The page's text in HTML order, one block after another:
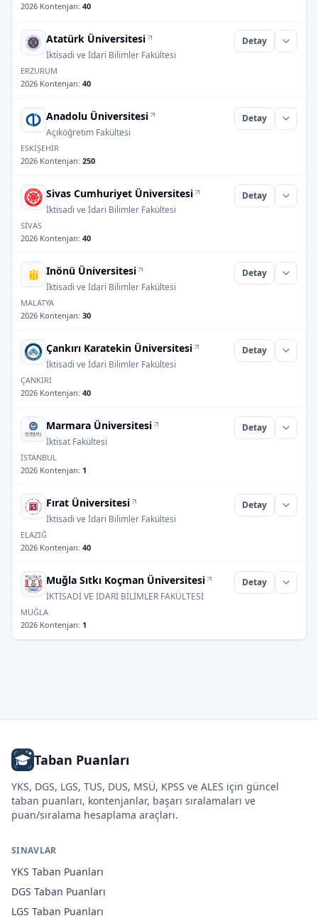
2026 Kontenjan: 40
Atatürk Üniversitesi
İktisadi ve İdari Bilimler Fakültesi
Detay
ERZURUM
2026 Kontenjan: 40
Anadolu Üniversitesi
Açıköğretim Fakültesi
Detay
ESKİŞEHİR
2026 Kontenjan: 250
Sivas Cumhuriyet Üniversitesi
İktisadi ve İdari Bilimler Fakültesi
Detay
SİVAS
2026 Kontenjan: 40
Inönü Üniversitesi
İktisadi ve İdari Bilimler Fakültesi
Detay
MALATYA
2026 Kontenjan: 30
Çankırı Karatekin Üniversitesi
İktisadi ve İdari Bilimler Fakültesi
Detay
ÇANKIRI
2026 Kontenjan: 40
Marmara Üniversitesi
İktisat Fakültesi
Detay
İSTANBUL
2026 Kontenjan: 1
Fırat Üniversitesi
İktisadi ve İdari Bilimler Fakültesi
Detay
ELAZIĞ
2026 Kontenjan: 40
Muğla Sıtkı Koçman Üniversitesi
İKTİSADİ VE İDARİ BİLİMLER FAKÜLTESİ
Detay
MUĞLA
2026 Kontenjan: 1
Taban Puanları
YKS, DGS, LGS, TUS, DUS, MSÜ, KPSS ve ALES için güncel
taban puanları, kontenjanlar, başarı sıralamaları ve
puan/sıralama hesaplama araçları.
SINAVLAR
YKS Taban Puanları
DGS Taban Puanları
LGS Taban Puanları